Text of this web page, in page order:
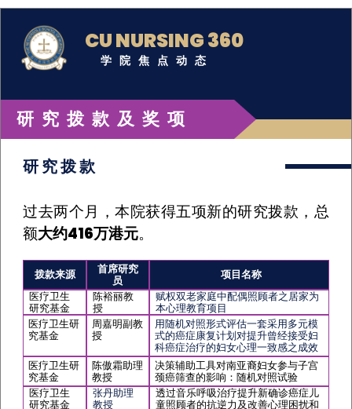
CU NURSING 360
学院焦点动态
研究拨款及奖项
研究拨款
过去两个月，本院获得五项新的研究拨款，总
额大约416万港元。
拨款来源
首席研究
员
项目名称
医疗卫生
研究基金
陈裕丽教
授
赋权双老家庭中配偶照顾者之居家为
本心理教育项目
医疗卫生研
究基金
周嘉明副教
授
用随机对照形式评估一套采用多元模
式的癌症康复计划对提升曾经接受妇
科癌症治疗的妇女心理一致感之成效
医疗卫生研
究基金
陈傲霜助理
教授
决策辅助工具对南亚裔妇女参与子宫
颈癌筛查的影响：随机对照试验
医疗卫生
研究基金
张丹助理
教授
透过音乐呼吸治疗提升新确诊癌症儿
童照顾者的抗逆力及改善心理困扰和